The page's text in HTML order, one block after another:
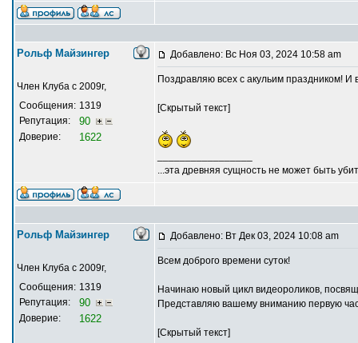
Рольф Майзингер
Член Клуба с 2009г,
Сообщения: 1319
Репутация:
90
Доверие: 1622
Добавлено: Вс Ноя 03, 2024 10:58 am
Поздравляю всех с акульим праздником! И
[Скрытый текст]
...эта древняя сущность не может быть
Рольф Майзингер
Член Клуба с 2009г,
Сообщения: 1319
Репутация:
90
Доверие: 1622
Добавлено: Вт Дек 03, 2024 10:08 am
Всем доброго времени суток!
Начинаю новый цикл видеороликов,
Представляю вашему вниманию первую
[Скрытый текст]